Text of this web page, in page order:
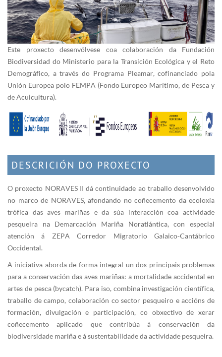
Este proxecto desenvólvese coa colaboración da Fundación
Biodiversidad do Ministerio para la Transición Ecológica y el Reto
Demográfico, a través do Programa Pleamar, cofinanciado pola
Unión Europea polo FEMPA (Fondo Europeo Marítimo, de Pesca y
de Acuicultura).
DESCRICIÓN DO PROXECTO
O proxecto NORAVES II dá continuidade ao traballo desenvolvido
no marco de NORAVES, afondando no coñecemento da ecoloxía
trófica das aves mariñas e da súa interacción coa actividade
pesqueira na Demarcación Mariña Noratlántica, con especial
atención á ZEPA Corredor Migratorio Galaico-Cantábrico
Occidental.
A iniciativa aborda de forma integral un dos principais problemas
para a conservación das aves mariñas: a mortalidade accidental en
artes de pesca (bycatch). Para iso, combina investigación científica,
traballo de campo, colaboración co sector pesqueiro e accións de
formación, divulgación e participación, co obxectivo de xerar
coñecemento aplicado que contribúa á conservación da
biodiversidade mariña e á sustentabilidade da actividade pesqueira.